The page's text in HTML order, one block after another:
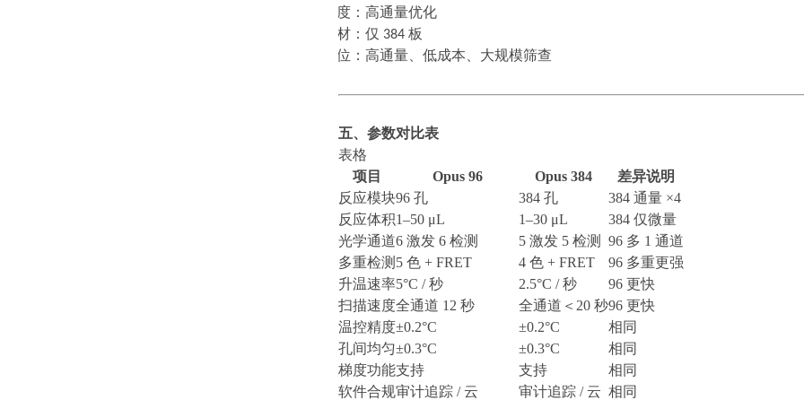
速度：高通量优化
耗材：仅 384 板
定位：高通量、低成本、大规模筛查
五、参数对比表
表格
项目
Opus 96 Opus 384
差异说明
反应模块96 孔 384 孔
384 通量 ×4
反应体积1–50 μL 1–30 μL
384 仅微量
光学通道6 激发 6 检测 5 激发 5 检测
96 多 1 通道
多重检测 5 色 + FRET 4 色 + FRET
96 多重更强
升温速率5°C / 秒 2.5°C / 秒
96 更快
扫描速度全通道 12 秒 全通道＜ 20 秒96 更快
温控精度±0.2°C ±0.2°C
相同
孔间均匀±0.3°C ±0.3°C
相同
梯度功能支持 支持
相同
软件合规审计追踪 / 云 审计追踪 / 云 相同